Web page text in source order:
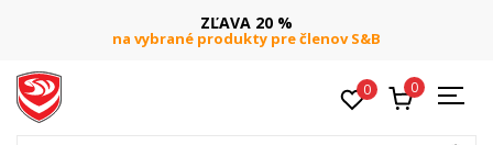
ZĽAVA 20 %
na vybrané produkty pre členov S&B
0 0